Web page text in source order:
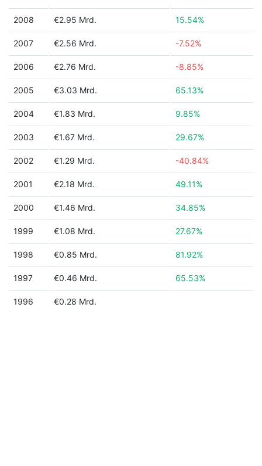
2008 €2.95 Mrd. 15.54%
2007 €2.56 Mrd. -7.52%
2006 €2.76 Mrd. -8.85%
2005 €3.03 Mrd. 65.13%
2004 €1.83 Mrd. 9.85%
2003 €1.67 Mrd. 29.67%
2002 €1.29 Mrd. -40.84%
2001 €2.18 Mrd. 49.11%
2000 €1.46 Mrd. 34.85%
1999 €1.08 Mrd. 27.67%
1998 €0.85 Mrd. 81.92%
1997 €0.46 Mrd. 65.53%
1996 €0.28 Mrd.